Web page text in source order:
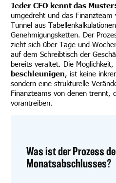
Jeder CFO kennt das Muster:
umgedreht und das Finanzteam
Tunnel aus
Genehmigungsketten. Der
zieht sich über Tage und
auf dem Schreibtisch der
bereits veraltet. Die Möglichkeit,
beschleunigen, ist keine
sondern eine strukturelle
Finanzteams von denen trennt,
vorantreiben.
Was ist der Prozess
Monatsabschlusses?